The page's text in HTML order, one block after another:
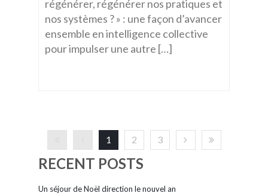
régénérer, régénérer nos pratiques et
nos systèmes ? » : une façon d’avancer
ensemble en intelligence collective
pour impulser une autre […]
1 2 3
RECENT POSTS
Un séjour de Noël direction le nouvel an